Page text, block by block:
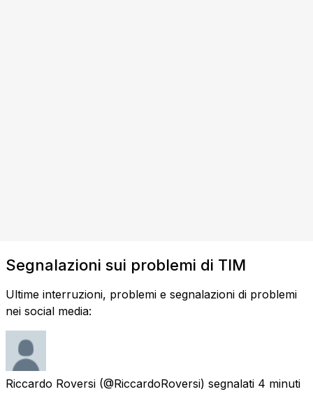
Segnalazioni sui problemi di TIM
Ultime interruzioni, problemi e segnalazioni di problemi
nei social media:
Riccardo Roversi (@RiccardoRoversi) segnalati 4 minuti